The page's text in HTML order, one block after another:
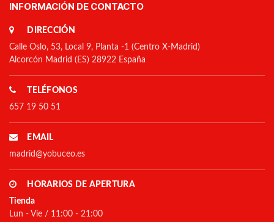
INFORMACIÓN DE CONTACTO
DIRECCIÓN
Calle Oslo, 53, Local 9, Planta -1 (Centro X-Madrid)
Alcorcón Madrid (ES) 28922 España
TELÉFONOS
657 19 50 51
EMAIL
madrid@yobuceo.es
HORARIOS DE APERTURA
Tienda
Lun - Vie / 11:00 - 21:00